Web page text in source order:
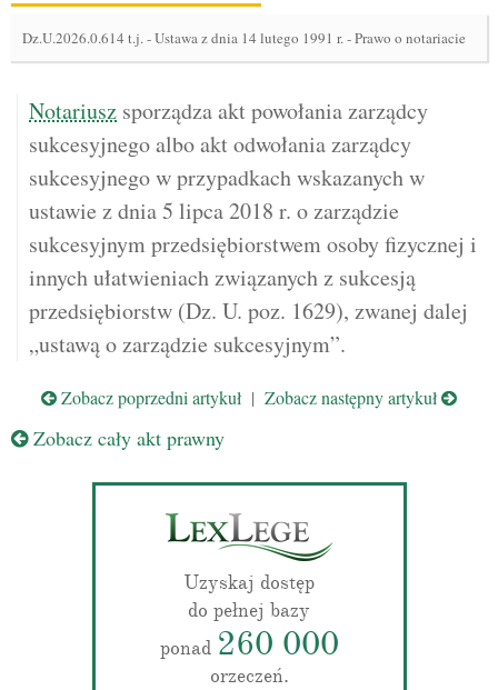
Dz.U.2026.0.614 t.j.-Ustawa z dnia 14 lutego 1991 r. - Prawo o notariacie
Notariusz sporządza akt powołania zarządcy
sukcesyjnego albo akt odwołania zarządcy
sukcesyjnego w przypadkach wskazanych w
ustawie z dnia 5 lipca 2018 r. o zarządzie
sukcesyjnym przedsiębiorstwem osoby fizycznej i
innych ułatwieniach związanych z sukcesją
przedsiębiorstw (Dz. U. poz. 1629), zwanej dalej
„ustawą o zarządzie sukcesyjnym”.
Zobacz poprzedni artykuł | Zobacz następny artykuł
Zobacz cały akt prawny
Uzyskaj dostęp
do pełnej bazy
ponad 260 000
orzeczeń.